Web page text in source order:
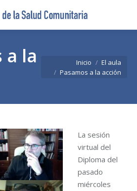
a la
Estás aquí:Inicio
El aula
Pasamos a la acción
La sesión
virtual del
Diploma del
pasado
miércoles